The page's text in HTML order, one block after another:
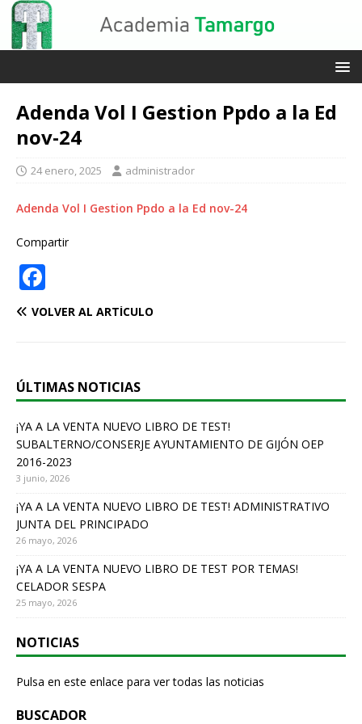
Adenda Vol I Gestion Ppdo a la Ed
nov-24
24 enero, 2025 administrador
Adenda Vol I Gestion Ppdo a la Ed nov-24
Compartir
a
b
o
o
k
VOLVER AL ARTÍCULO
ÚLTIMAS NOTICIAS
¡YA A LA VENTA NUEVO LIBRO DE TEST!
SUBALTERNO/CONSERJE AYUNTAMIENTO DE GIJÓN OEP
2016-2023
3 junio, 2026
¡YA A LA VENTA NUEVO LIBRO DE TEST! ADMINISTRATIVO
JUNTA DEL PRINCIPADO
26 mayo, 2026
¡YA A LA VENTA NUEVO LIBRO DE TEST POR TEMAS!
CELADOR SESPA
25 mayo, 2026
NOTICIAS
Pulsa en este enlace para ver todas las noticias
BUSCADOR